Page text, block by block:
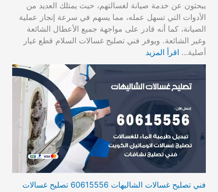
يبحثون عن خدمة صيانة لغسالتهم، حيث يمتلك العديد من
الأدوات التي تسهل عمله، مما يسهم في سرعة إنجاز عملية
الصيانة، كما أنه قادر على مواجهة جميع الأعطال الشائعة
وغير الشائعة. ويوفر فني تصليح غسالات السلام قطع غيار
أصلية… اقرأ المزيد
فني تصليح غسالات الشاليهات 60615556 تصليح غسالات